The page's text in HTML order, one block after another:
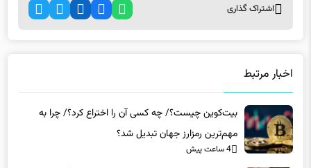
بیت‌کوین چیست؟/ چه کسی آن را اختراع کرد؟/ چرا به
مهم‌ترین رمزارز جهان تبدیل شد؟
جزئیات جدیدترین حراج شمش طلا؛ از زمان برگزاری تا سقف